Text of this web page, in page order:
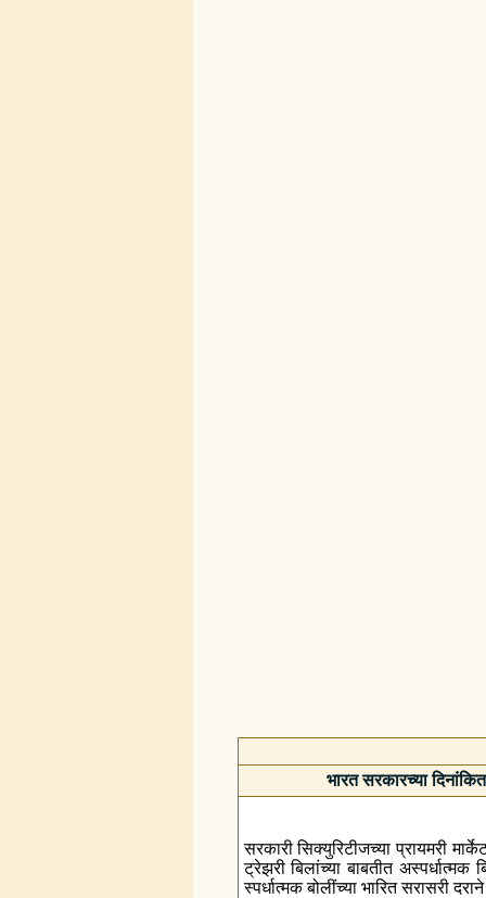
भारत सरकारच्या
सरकारी सिक्युरिटीजच्या प्रायमरी
ट्रेझरी बिलांच्या बाबतीत
स्पर्धात्मक बोलींच्या भारित सरासरी